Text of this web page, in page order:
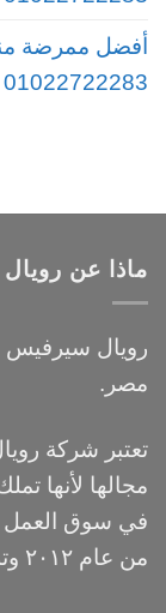
أفضل ممرضة
01022722283
ماذا عن
رويال
مصر.
تعتبر شركة
مجالها لأنها
في سوق العمل
من عام ٢٠١٢ وتمتلك من الخبرة 9 أعوام.